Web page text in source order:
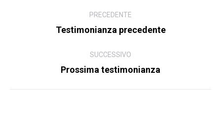
PRECEDENTE
Articolo
Testimonianza precedente
SUCCESSIVO
Articolo
Prossima testimonianza